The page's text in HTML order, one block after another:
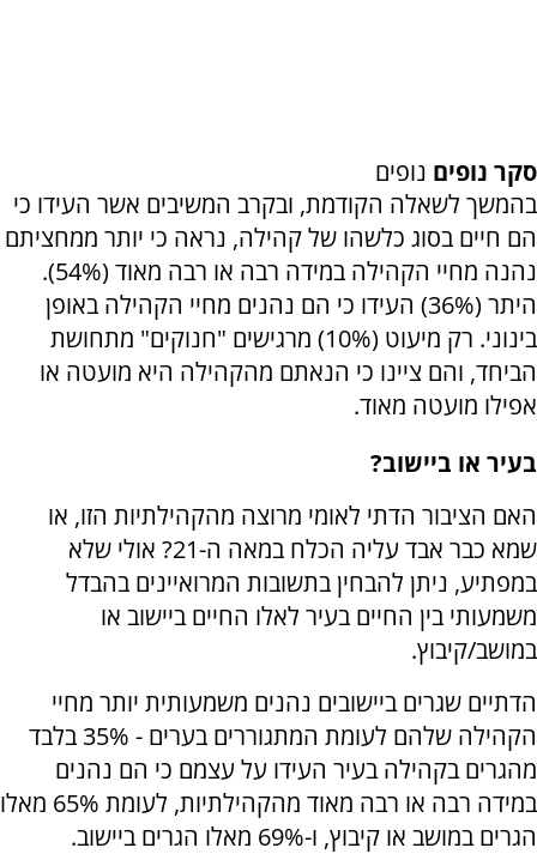
סקר נופים נופים
בהמשך לשאלה הקודמת, ובקרב המשיבים אשר העידו כי
הם חיים בסוג כלשהו של קהילה, נראה כי יותר ממחציתם
נהנה מחיי הקהילה במידה רבה או רבה מאוד (54%).
היתר (36%) העידו כי הם נהנים מחיי הקהילה באופן
בינוני. רק מיעוט (10%) מרגישים "חנוקים" מתחושת
הביחד, והם ציינו כי הנאתם מהקהילה היא מועטה או
אפילו מועטה מאוד.
בעיר או ביישוב?
האם הציבור הדתי לאומי מרוצה מהקהילתיות הזו, או
שמא כבר אבד עליה הכלח במאה ה-21? אולי שלא
במפתיע, ניתן להבחין בתשובות המרואיינים בהבדל
משמעותי בין החיים בעיר לאלו החיים ביישוב או
במושב/קיבוץ.
הדתיים שגרים ביישובים נהנים משמעותית יותר מחיי
הקהילה שלהם לעומת המתגוררים בערים - 35% בלבד
מהגרים בקהילה בעיר העידו על עצמם כי הם נהנים
במידה רבה או רבה מאוד מהקהילתיות, לעומת 65% מאלו
הגרים במושב או קיבוץ, ו-69% מאלו הגרים ביישוב.